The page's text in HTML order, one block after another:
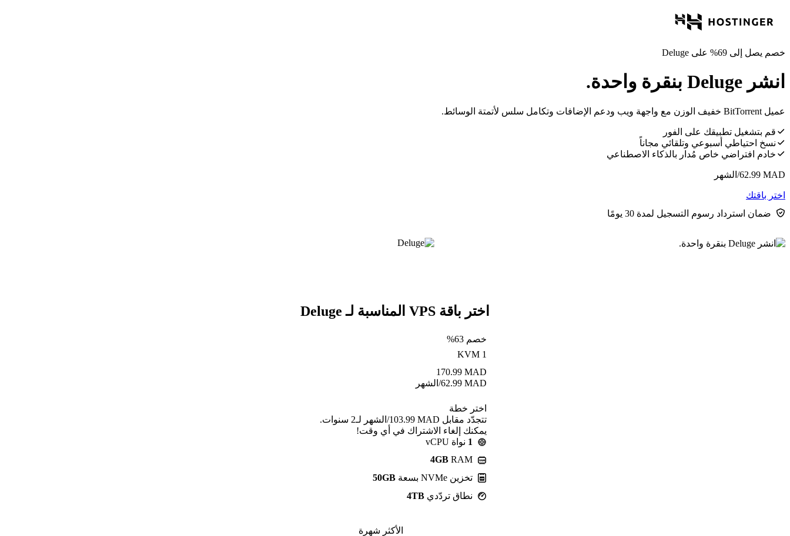
خصم يصل إلى 69% على Deluge
انشر Deluge بنقرة واحدة.
عميل BitTorrent خفيف الوزن مع واجهة ويب ودعم الإضافات وتكامل سلس لأتمتة الوسائط.
قم بتشغيل تطبيقك على الفور
نسخ احتياطي أسبوعي وتلقائي مجاناً
خادم افتراضي خاص مُدار بالذكاء الاصطناعي
MAD
62.99/الشهر
اختر باقتك
ضمان استرداد رسوم التسجيل لمدة 30 يومًا
اختر باقة VPS المناسبة لـ Deluge
خصم 63%
KVM 1
MAD
170.99
MAD
62.99/الشهر
اختر خطة
تتجدّد مقابل MAD ⁦103.99⁩/الشهر لـ2 سنوات.
يمكنك إلغاء الاشتراك في أي وقت!
1 نواة vCPU
4GB RAM
تخزين NVMe بسعة
50GB
نطاق تردّدي 4TB
الأكثر شهرة